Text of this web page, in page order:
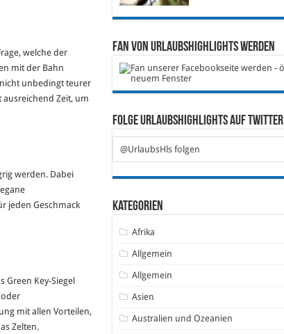
welche der
mit der Bahn
unbedingt teurer
Zeit, um
werden. Dabei
jeden Geschmack
Green Key-Siegel
mit allen Vorteilen,
Zelten.
Fan von Urlaubshighlights werden
Folge Urlaubshighlights auf Twitter
@UrlaubsHls folgen
Kategorien
Afrika
Allgemein
Allgemein
Asien
Australien und Ozeanien